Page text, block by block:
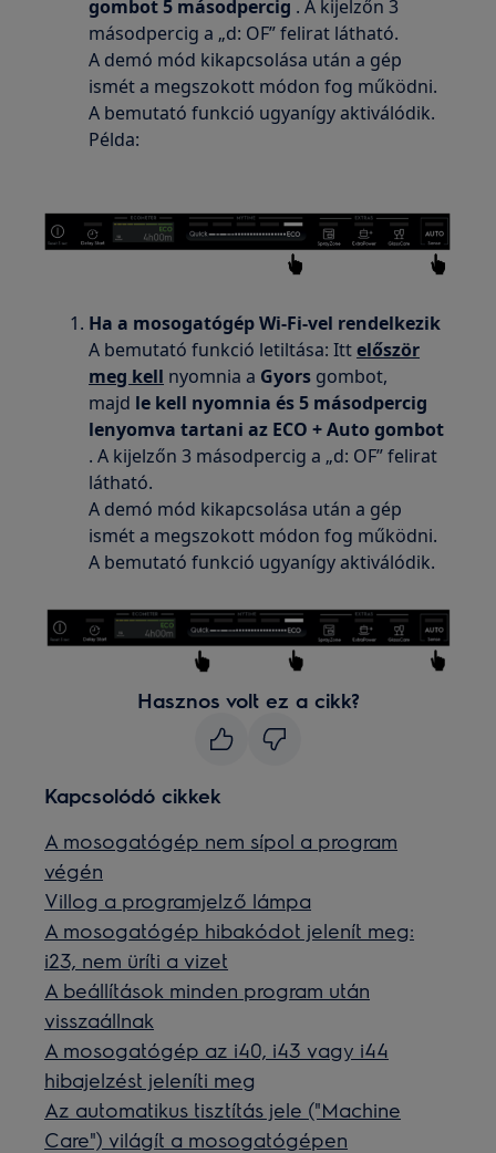
gombot 5 másodpercig . A kijelzőn 3
másodpercig a „d: OF” felirat látható.
A demó mód kikapcsolása után a gép
ismét a megszokott módon fog működni.
A bemutató funkció ugyanígy aktiválódik.
Példa:
Ha a mosogatógép Wi-Fi-vel rendelkezik
A bemutató funkció letiltása: Ittelőször
meg kell nyomnia a Gyors gombot,
majd le kell nyomnia és 5 másodpercig
lenyomva tartani az ECO + Auto gombot
. A kijelzőn 3 másodpercig a „d: OF” felirat
látható.
A demó mód kikapcsolása után a gép
ismét a megszokott módon fog működni.
A bemutató funkció ugyanígy aktiválódik.
Hasznos volt ez a cikk?
Kapcsolódó cikkek
A mosogatógép nem sípol a program
végén
Villog a programjelző lámpa
A mosogatógép hibakódot jelenít meg:
i23, nem üríti a vizet
A beállítások minden program után
visszaállnak
A mosogatógép az i40, i43 vagy i44
hibajelzést jeleníti meg
Az automatikus tisztítás jele ("Machine
Care") világít a mosogatógépen